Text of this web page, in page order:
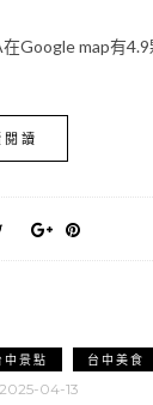
Google map有
閱讀
中景點 台中美食
2025-04-13